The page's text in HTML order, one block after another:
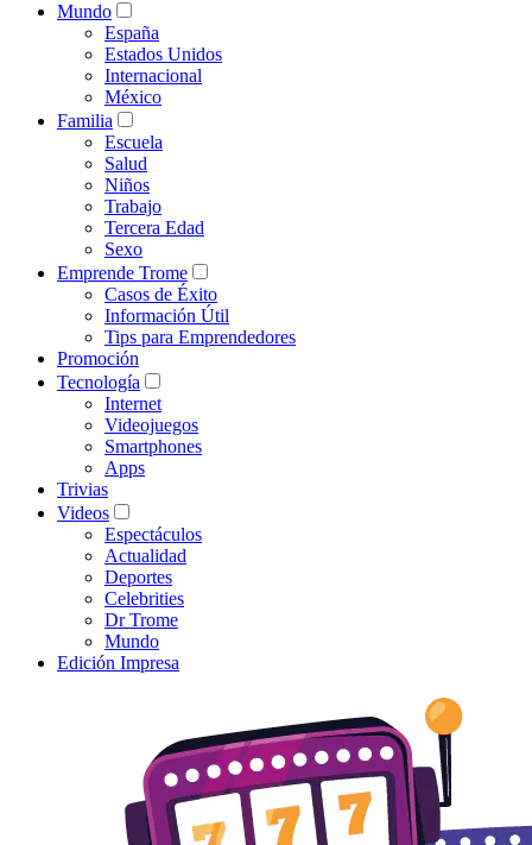
Mundo
España
Estados Unidos
Internacional
México
Familia
Escuela
Salud
Niños
Trabajo
Tercera Edad
Sexo
Emprende Trome
Casos de Éxito
Información Útil
Tips para Emprendedores
Promoción
Tecnología
Internet
Videojuegos
Smartphones
Apps
Trivias
Videos
Espectáculos
Actualidad
Deportes
Celebrities
Dr Trome
Mundo
Edición Impresa